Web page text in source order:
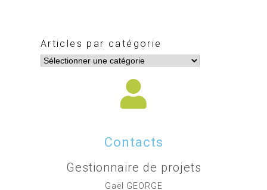
Articles par catégorie
Contacts
Gestionnaire de projets
Gaël GEORGE